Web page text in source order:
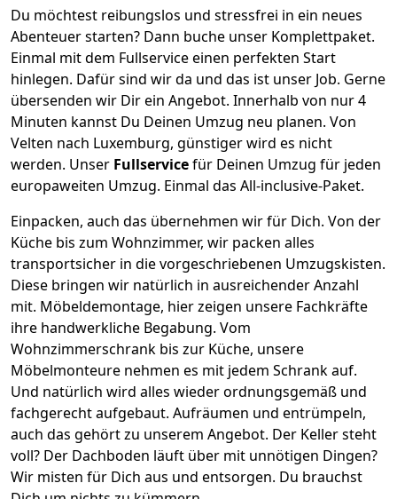
Du möchtest reibungslos und stressfrei in ein neues
Abenteuer starten? Dann buche unser Komplettpaket.
Einmal mit dem Fullservice einen perfekten Start
hinlegen. Dafür sind wir da und das ist unser Job. Gerne
übersenden wir Dir ein Angebot. Innerhalb von nur4
Minuten kannst Du Deinen Umzug neu planen. Von
Velten nach Luxemburg, günstiger wird es nicht
werden. Unser Fullservicefür Deinen Umzug für jeden
europaweiten Umzug. Einmal das All-inclusive-Paket.
Einpacken, auch das übernehmen wir für Dich. Von der
Küche bis zum Wohnzimmer, wir packen alles
transportsicher in die vorgeschriebenen Umzugskisten.
Diese bringen wir natürlich in ausreichender Anzahl
mit. Möbeldemontage, hier zeigen unsere Fachkräfte
ihre handwerkliche Begabung. Vom
Wohnzimmerschrank bis zur Küche, unsere
Möbelmonteure nehmen es mit jedem Schrank auf.
Und natürlich wird alles wieder ordnungsgemäß und
fachgerecht aufgebaut. Aufräumen und entrümpeln,
auch das gehört zu unserem Angebot. Der Keller steht
voll? Der Dachboden läuft über mit unnötigen Dingen?
Wir misten für Dich aus und entsorgen. Du brauchst